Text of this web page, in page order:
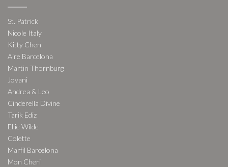
St. Patrick
Nicole Italy
Kitty Chen
Aire Barcelona
Martin Thornburg
Jovani
Andrea & Leo
Cinderella Divine
Tarik Ediz
Ellie Wilde
Colette
Marfil Barcelona
Mon Cheri